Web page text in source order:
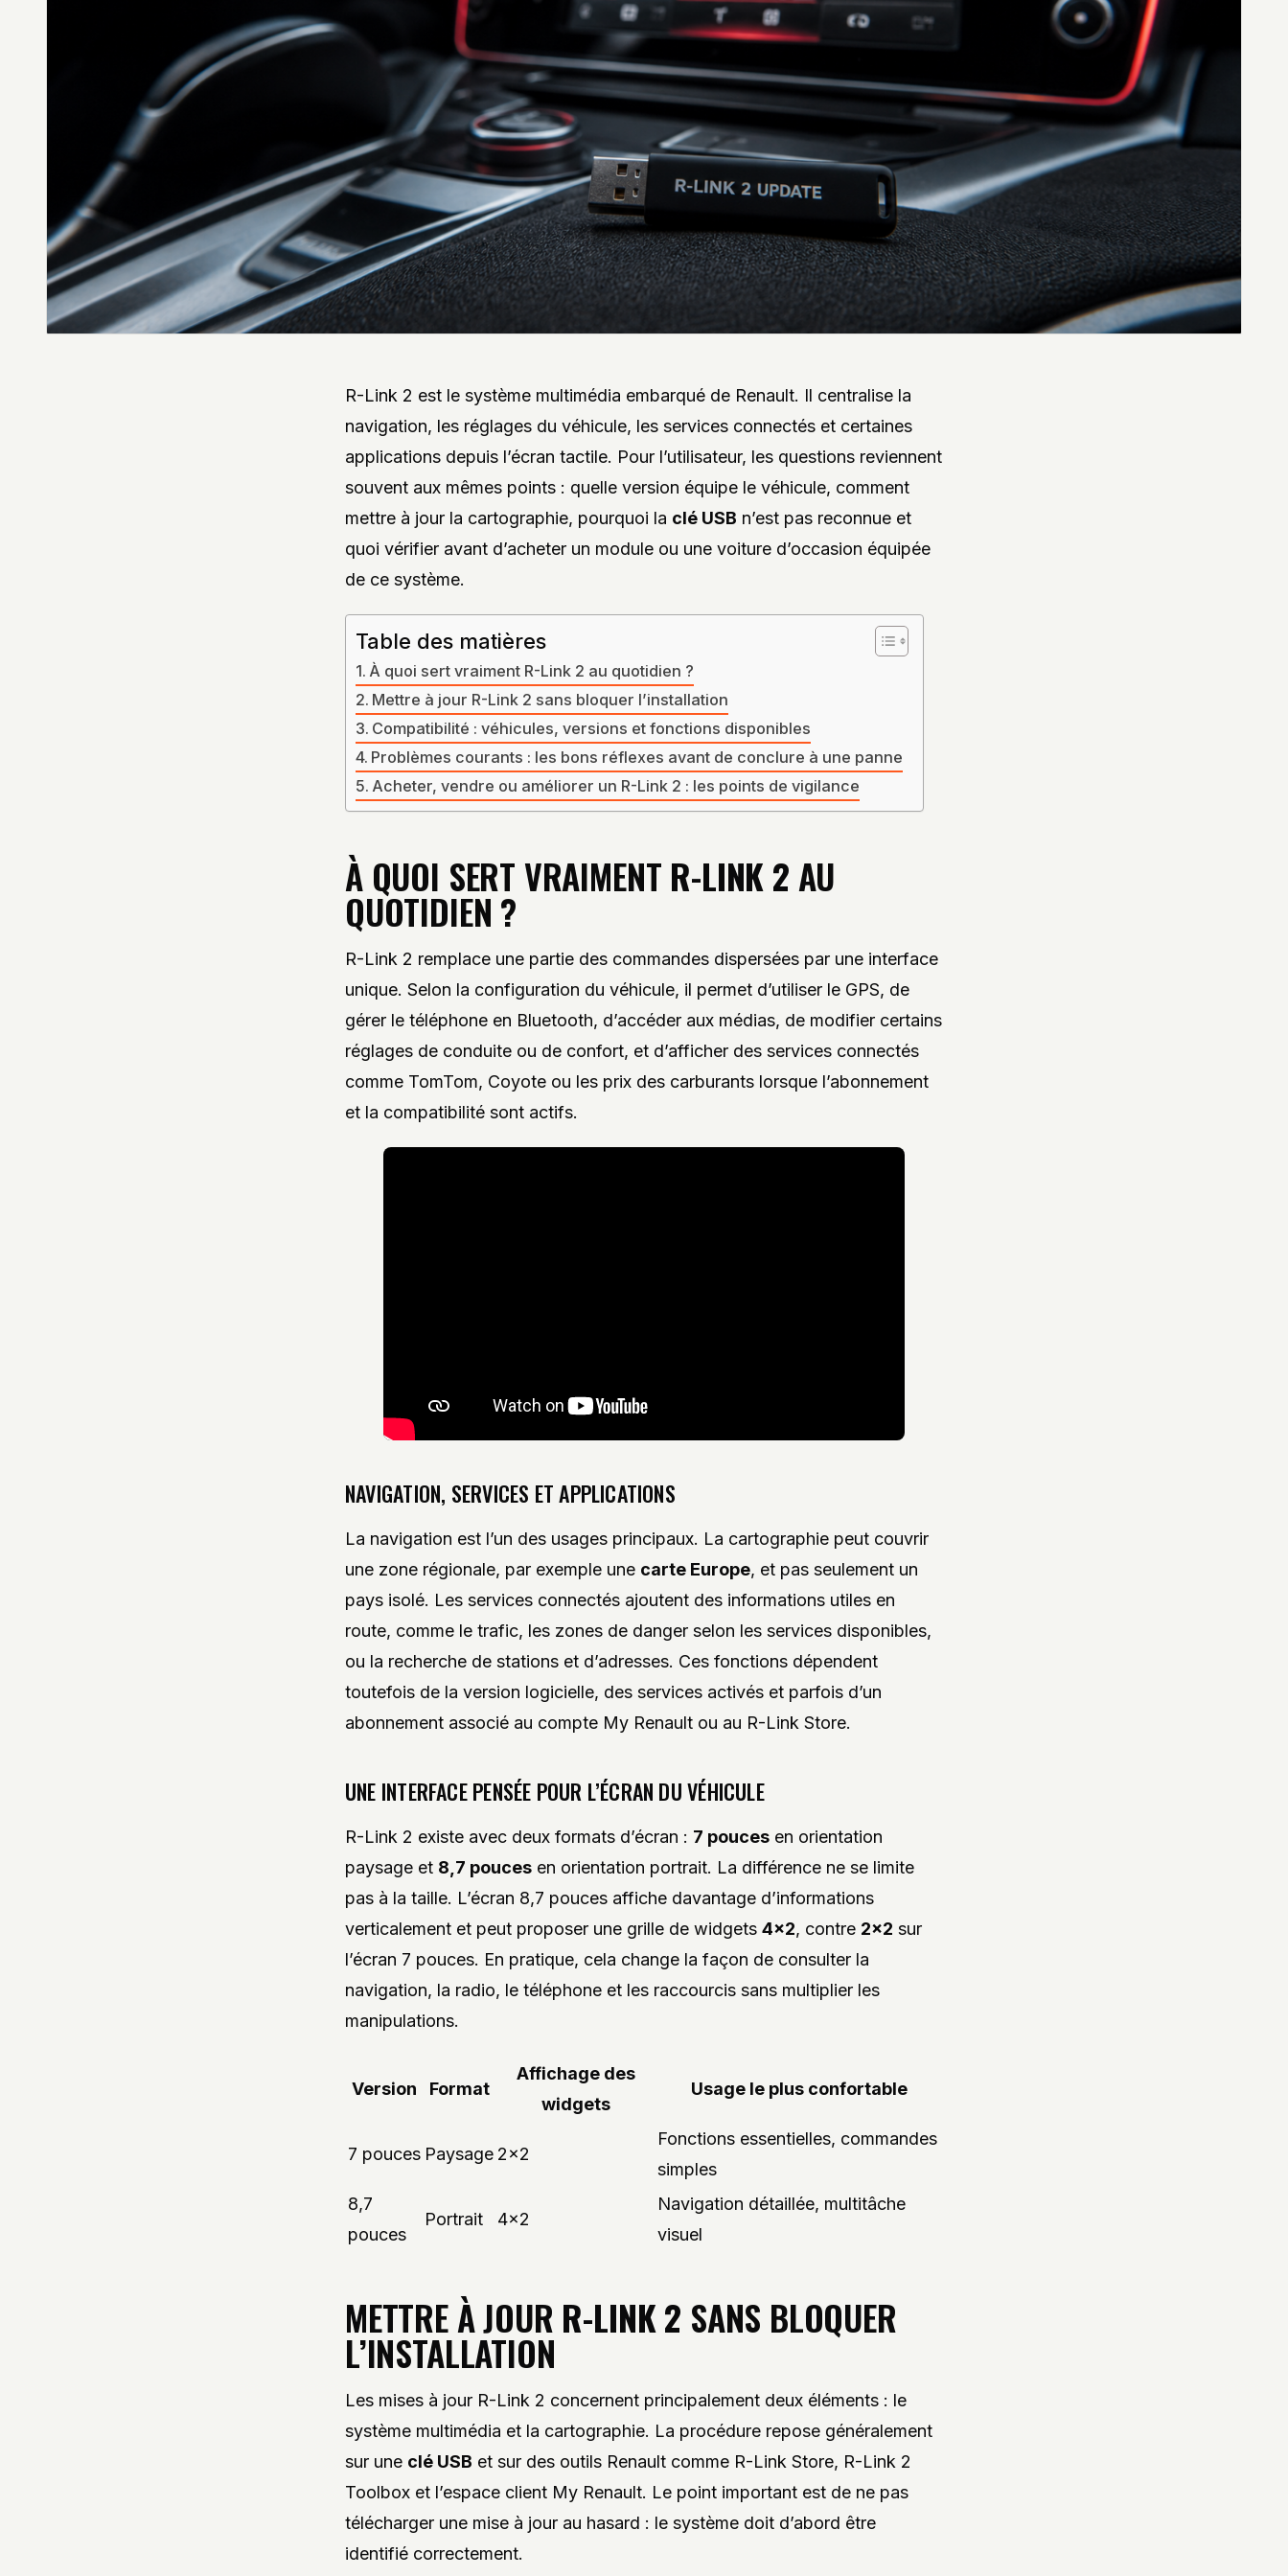
PASSIONNÉS
PROFESSIONNELS.
R-Link 2 est le système multimédia embarqué de Renault. Il centralise la
navigation, les réglages du véhicule, les services connectés et certaines
applications depuis l’écran tactile. Pour l’utilisateur, les questions reviennent
souvent aux mêmes points : quelle version équipe le véhicule, comment
mettre à jour la cartographie, pourquoi la clé USB n’est pas reconnue et
quoi vérifier avant d’acheter un module ou une voiture d’occasion équipée
de ce système.
Table des matières
À quoi sert vraiment R-Link 2 au quotidien ?
Mettre à jour R-Link 2 sans bloquer l’installation
Compatibilité : véhicules, versions et fonctions disponibles
Problèmes courants : les bons réflexes avant de conclure à une panne
Acheter, vendre ou améliorer un R-Link 2 : les points de vigilance
À QUOI SERT VRAIMENT R-LINK 2 AU
QUOTIDIEN ?
R-Link 2 remplace une partie des commandes dispersées par une interface
unique. Selon la configuration du véhicule, il permet d’utiliser le GPS, de
gérer le téléphone en Bluetooth, d’accéder aux médias, de modifier certains
réglages de conduite ou de confort, et d’afficher des services connectés
comme TomTom, Coyote ou les prix des carburants lorsque l’abonnement
et la compatibilité sont actifs.
NAVIGATION, SERVICES ET APPLICATIONS
La navigation est l’un des usages principaux. La cartographie peut couvrir
une zone régionale, par exemple une carte Europe, et pas seulement un
pays isolé. Les services connectés ajoutent des informations utiles en
route, comme le trafic, les zones de danger selon les services disponibles,
ou la recherche de stations et d’adresses. Ces fonctions dépendent
toutefois de la version logicielle, des services activés et parfois d’un
abonnement associé au compte My Renault ou au R-Link Store.
UNE INTERFACE PENSÉE POUR L’ÉCRAN DU VÉHICULE
R-Link 2 existe avec deux formats d’écran : 7 pouces en orientation
paysage et 8,7 pouces en orientation portrait. La différence ne se limite
pas à la taille. L’écran 8,7 pouces affiche davantage d’informations
verticalement et peut proposer une grille de widgets 4×2, contre 2×2 sur
l’écran 7 pouces. En pratique, cela change la façon de consulter la
navigation, la radio, le téléphone et les raccourcis sans multiplier les
manipulations.
Version Format
Affichage des
widgets
Usage le plus confortable
7 pouces Paysage 2×2
Fonctions essentielles, commandes
simples
8,7
pouces
Portrait 4×2
Navigation détaillée, multitâche
visuel
METTRE À JOUR R-LINK 2 SANS BLOQUER
L’INSTALLATION
Les mises à jour R-Link 2 concernent principalement deux éléments : le
système multimédia et la cartographie. La procédure repose généralement
sur une clé USB et sur des outils Renault comme R-Link Store, R-Link 2
Toolbox et l’espace client My Renault. Le point important est de ne pas
télécharger une mise à jour au hasard : le système doit d’abord être
identifié correctement.